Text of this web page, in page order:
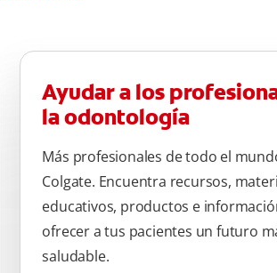
atrás, arriba y abajo, en la parte superior e
olvide de cepillar la lengua para quitar el mal
por las bacterias.
Ayudar a los
la odontología
Más profesionales de todo el
Colgate. Encuentra recursos,
educativos, productos e
ofrecer a tus pacientes un futuro
saludable.